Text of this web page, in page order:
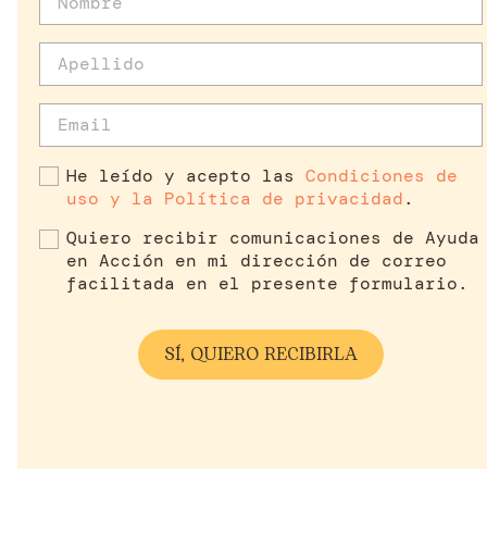
He leído y acepto las Condiciones de
uso y la Política de privacidad.
Quiero recibir comunicaciones de Ayuda
en Acción en mi dirección de correo
facilitada en el presente formulario.